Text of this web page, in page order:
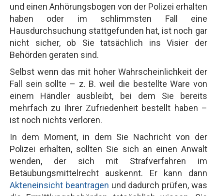
und einen Anhörungsbogen von der Polizei erhalten
haben oder im schlimmsten Fall eine
Hausdurchsuchung stattgefunden hat, ist noch gar
nicht sicher, ob Sie tatsächlich ins Visier der
Behörden geraten sind.
Selbst wenn das mit hoher Wahrscheinlichkeit der
Fall sein sollte – z. B. weil die bestellte Ware von
einem Händler ausbleibt, bei dem Sie bereits
mehrfach zu Ihrer Zufriedenheit bestellt haben –
ist noch nichts verloren.
In dem Moment, in dem Sie Nachricht von der
Polizei erhalten, sollten Sie sich an einen Anwalt
wenden, der sich mit Strafverfahren im
Betäubungsmittelrecht auskennt. Er kann dann
Akteneinsicht beantragen und dadurch prüfen, was